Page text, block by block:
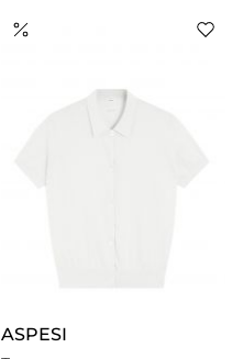
ASPESI